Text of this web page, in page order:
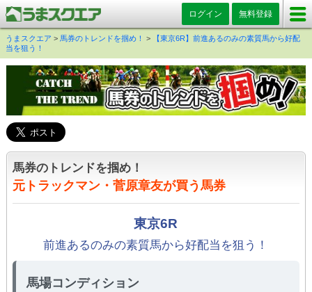
ログイン 無料登録
うまスクエア > 馬券のトレンドを掴め！ >
【東京6R】前進あるのみの素質馬から好配
当を狙う！
馬券のトレンドを掴め！
元トラックマン・菅原章友が買う馬券
東京6R
前進あるのみの素質馬から好配当を狙う！
馬場コンディション